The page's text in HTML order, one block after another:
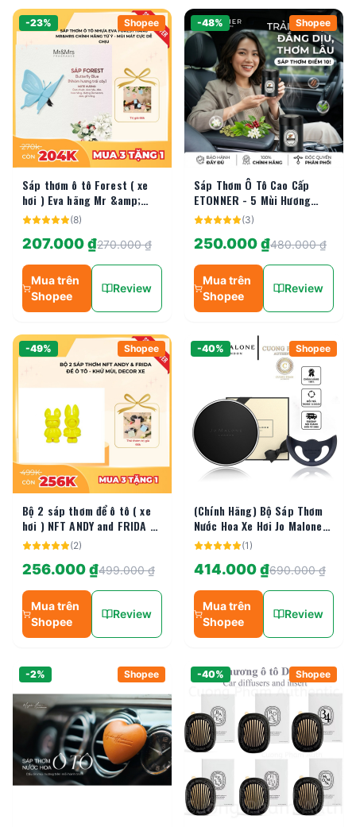
-23% Shopee
Sáp thơm ô tô Forest ( xe
hơi ) Eva hãng Mr &amp;
Mrs sản xuất tại Ý - Mùi
(8)
207.000 ₫270.000 ₫
Mua trên
Shopee
Review
-48% Shopee
Sáp Thơm Ô Tô Cao Cấp
ETONNER - 5 Mùi Hương
Tinh Tế Khử Mùi Xe Hơi
(3)
250.000 ₫480.000 ₫
Mua trên
Shopee
Review
-49% Shopee
Bộ 2 sáp thơm để ô tô ( xe
hơi ) NFT ANDY and FRIDA -
tỏa hương trên 45 ngày -
(2)
256.000 ₫499.000 ₫
Mua trên
Shopee
Review
-40% Shopee
(Chính Hãng) Bộ Sáp Thơm
Nước Hoa Xe Hơi Jo Malone
Dòng Cao Cấp Kẹp Cửa Gió
(1)
414.000 ₫690.000 ₫
Mua trên
Shopee
Review
-2% Shopee -40% Shopee